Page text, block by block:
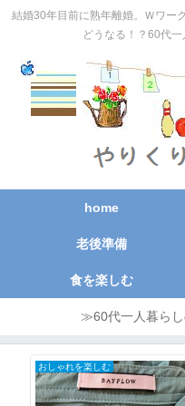
結婚30年目前に熟年離婚。Ｗワー
どうなる！？60代
home
老後準備
食を楽しむ
≫60代一人暮らし
おしゃれを楽しむ